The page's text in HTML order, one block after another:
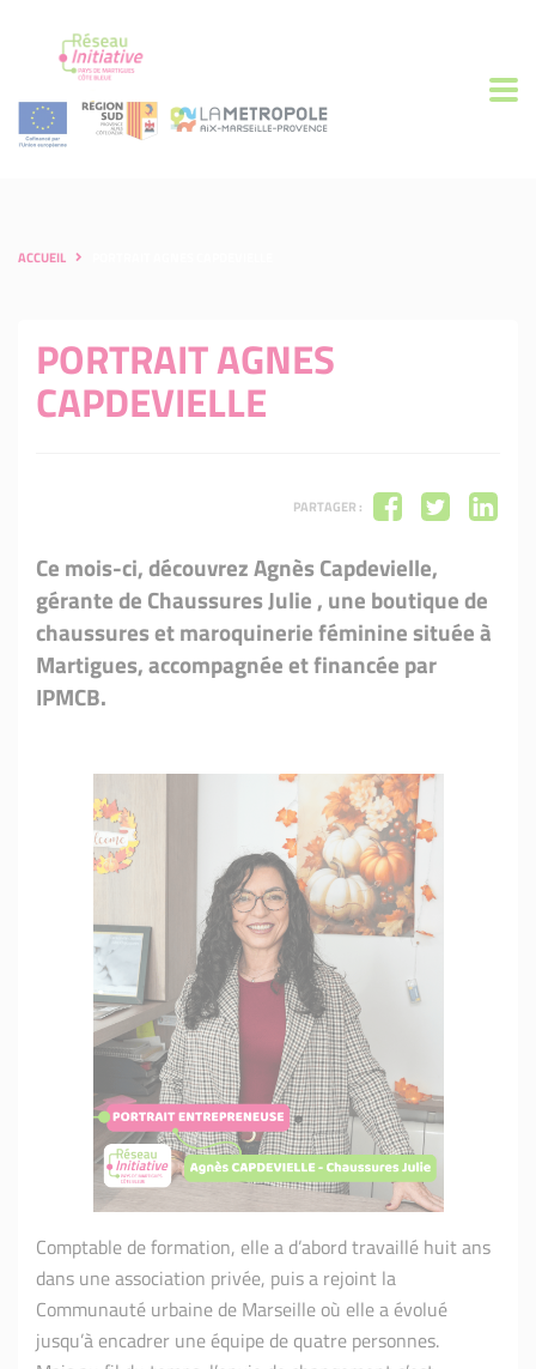
ACCUEIL
PORTRAIT AGNES
CAPDEVIELLE
PARTAGER :
Ce mois-ci, découvrez Agnès Capdevielle,
gérante de Chaussures Julie , une boutique de
chaussures et maroquinerie féminine située à
Martigues, accompagnée et financée par
IPMCB.
Comptable de formation, elle a d’abord travaillé huit ans
dans une association privée, puis a rejoint la
Communauté urbaine de Marseille où elle a évolué
jusqu’à encadrer une équipe de quatre personnes.